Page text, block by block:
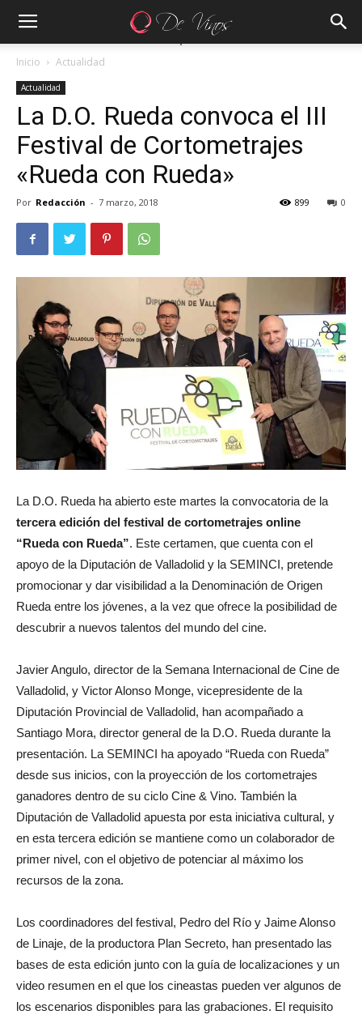
Inicio Actualidad
Actualidad
La D.O. Rueda convoca el III
Festival de Cortometrajes
«Rueda con Rueda»
Por Redacción - 7 marzo, 2018 0
899
La D.O. Rueda ha abierto este martes la convocatoria de la
tercera edición del festival de cortometrajes online
“Rueda con Rueda”. Este certamen, que cuenta con el
apoyo de la Diputación de Valladolid y la SEMINCI, pretende
promocionar y dar visibilidad a la Denominación de Origen
Rueda entre los jóvenes, a la vez que ofrece la posibilidad de
descubrir a nuevos talentos del mundo del cine.
Javier Angulo, director de la Semana Internacional de Cine de
Valladolid, y Victor Alonso Monge, vicepresidente de la
Diputación Provincial de Valladolid, han acompañado a
Santiago Mora, director general de la D.O. Rueda durante la
presentación. La SEMINCI ha apoyado “Rueda con Rueda”
desde sus inicios, con la proyección de los cortometrajes
ganadores dentro de su ciclo Cine & Vino. También la
Diputación de Valladolid apuesta por esta iniciativa cultural, y
en esta tercera edición se mantiene como un colaborador de
primer nivel, con el objetivo de potenciar al máximo los
recursos de la zona.
Los coordinadores del festival, Pedro del Río y Jaime Alonso
de Linaje, de la productora Plan Secreto, han presentado las
bases de esta edición junto con la guía de localizaciones y un
video resumen en el que los cineastas pueden ver algunos de
los escenarios disponibles para las grabaciones. El requisito